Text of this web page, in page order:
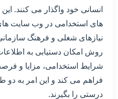
انسانی خود واگذار می کنند.
های استخدامی در وب سایت
نیازهای شغلی و فرهنگ
روش امکان دستیابی به
شرایط استخدامی، مزایا و
فراهم می کند و این امر به
درستی را بگیرند.